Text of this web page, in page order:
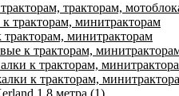
тракторам,
тракторам, минитракторам
минитракторам
к тракторам,
к тракторам,
к тракторам,